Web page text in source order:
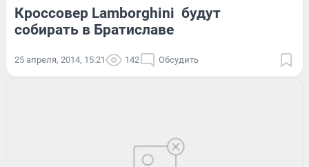
Кроссовер Lamborghini будут
собирать в Братиславе
25 апреля, 2014, 15:21 142 Обсудить